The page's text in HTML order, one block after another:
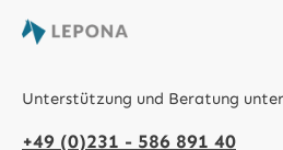
Unterstützung und Beratung
+49 (0)231 - 586 891 40